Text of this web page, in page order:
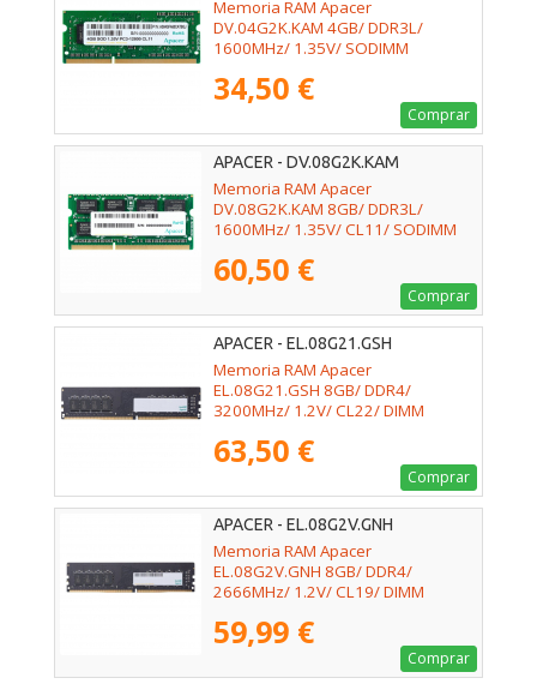
Memoria RAM Apacer
DV.04G2K.KAM 4GB/ DDR3L/
1600MHz/ 1.35V/ SODIMM
34,50 €
Comprar
APACER - DV.08G2K.KAM
Memoria RAM Apacer
DV.08G2K.KAM 8GB/ DDR3L/
1600MHz/ 1.35V/ CL11/ SODIMM
60,50 €
Comprar
APACER - EL.08G21.GSH
Memoria RAM Apacer
EL.08G21.GSH 8GB/ DDR4/
3200MHz/ 1.2V/ CL22/ DIMM
63,50 €
Comprar
APACER - EL.08G2V.GNH
Memoria RAM Apacer
EL.08G2V.GNH 8GB/ DDR4/
2666MHz/ 1.2V/ CL19/ DIMM
59,99 €
Comprar